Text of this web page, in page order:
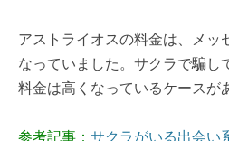
アストライオスの料金は、メッ
なっていました。サクラで騙し
料金は高くなっているケースが
参考記事： サクラがいる出会い